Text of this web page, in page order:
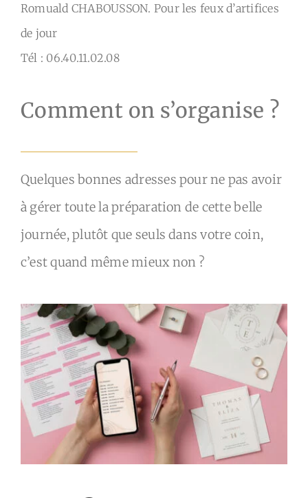
Romuald CHABOUSSON. Pour les feux d’artifices
de jour
Tél : 06.40.11.02.08
Comment on s’organise ?
Quelques bonnes adresses pour ne pas avoir
à gérer toute la préparation de cette belle
journée, plutôt que seuls dans votre coin,
c’est quand même mieux non ?